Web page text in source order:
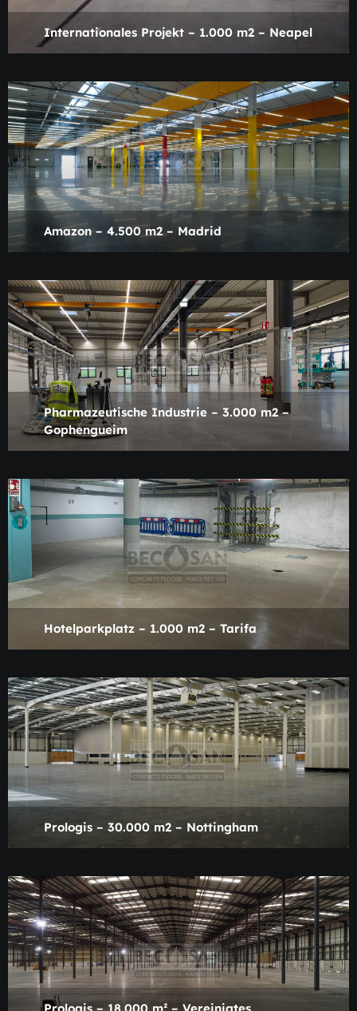
Internationales Projekt – 1.000 m2 – Neapel
Amazon – 4.500 m2 – Madrid
Pharmazeutische Industrie – 3.000 m2 –
Gophengueim
Hotelparkplatz – 1.000 m2 – Tarifa
Prologis – 30.000 m2 – Nottingham